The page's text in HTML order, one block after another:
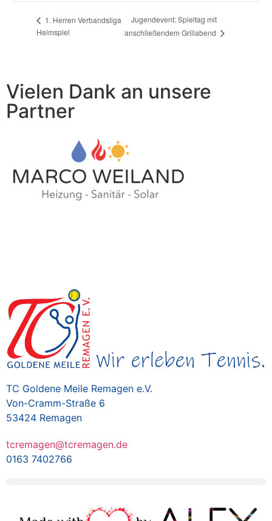
1. Herren Verbandsliga
Heimspiel
Jugendevent: Spieltag mit
anschließendem Grillabend
Vielen Dank an unsere
Partner
TC Goldene Meile Remagen e.V.
Von-Cramm-Straße 6
53424 Remagen
tcremagen@tcremagen.de
0163 7402766